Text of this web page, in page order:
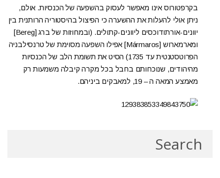
בקרפטורוס אינו מאפשר לעסוק בהשפעה של הכנסיות. אולם,
ניתן אולי להעלות את ההשערה כי הפיצול בהיסטוריה הרותנית בין
יוונים-אורתודוכסים ליוונים-קתולים. (ובמחוזות של ברג [Bereg]
ומארמארוש [Mármaros] אפילו השפעה מסוימת של טרנסילבניה
הפרוטסטנטית עד 1735) הסיט את תשומת הלב של הכנסיות
מהיהודים, שנוכחותם בחבל בכל מקרה קיבלה משמעות רק
מאמצע המאה ה – 19, למאבקים ביניהם.